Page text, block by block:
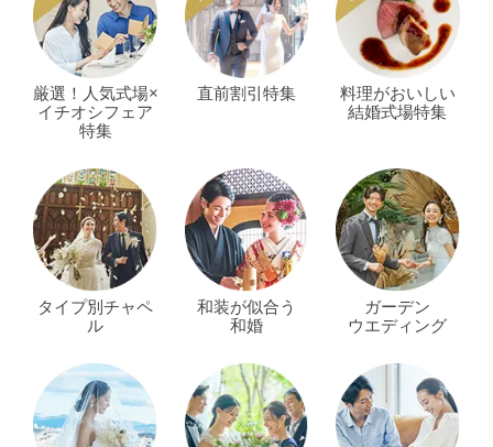
厳選！人気式場×
イチオシフェア
特集
直前割引特集
料理がおいしい
結婚式場特集
タイプ別チャペ
ル
和装が似合う
和婚
ガーデン
ウエディング